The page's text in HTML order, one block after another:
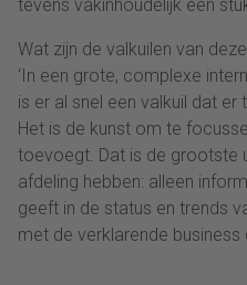
tevens vakinhoudelijk een
Wat zijn de valkuilen van
‘In een grote, complexe
is er al snel een valkuil dat
Het is de kunst om te
toevoegt. Dat is de grootste
afdeling hebben: alleen
geeft in de status en trends
met de verklarende business